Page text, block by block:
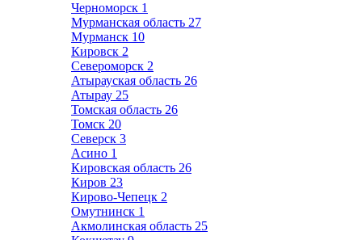
Черноморск 1
Мурманская область 27
Мурманск 10
Кировск 2
Североморск 2
Атырауская область 26
Атырау 25
Томская область 26
Томск 20
Северск 3
Асино 1
Кировская область 26
Киров 23
Кирово-Чепецк 2
Омутнинск 1
Акмолинская область 25